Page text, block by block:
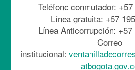
Teléfono conmutador:
Línea gratuita: +57
Línea Anticorrupción: +57
Correo
institucional: